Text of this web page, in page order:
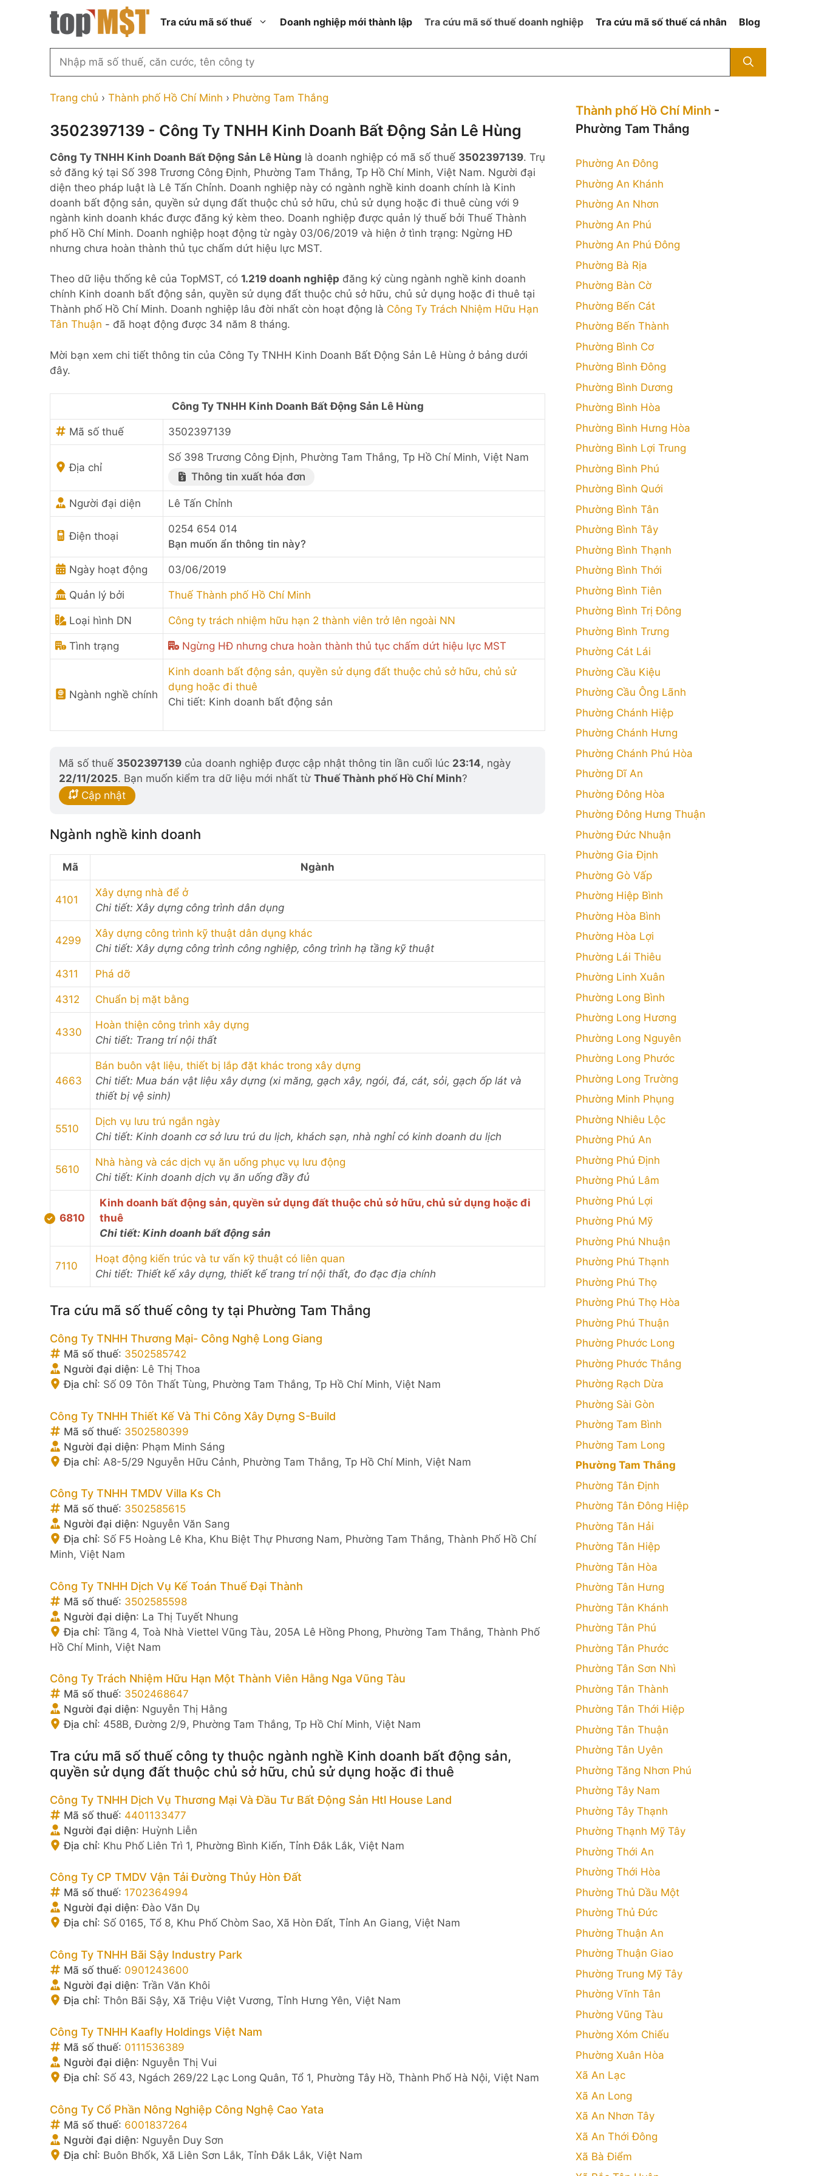
Tra cứu mã số thuế
Thành phố Hồ Chí Minh
Thành phố Hà Nội
Thành phố Đà Nẵng
Thành phố Hải Phòng
Thanh Hóa
Bắc Ninh
Nghệ An
Công ty cổ phần ngoài NN
Công ty hợp doanh
thành viên ngoài NN
thành viên trở lên ngoài NN
Công ty trách nhiệm hữu hạn
ngoài NN
Doanh nghiệp 100% vốn đầu tư
nước ngoài
Hộ kinh doanh cá thể
Ngừng hoạt động nhưng chưa
hoàn thành thủ tục đóng MST
Không hoạt động tại địa chỉ đã
đăng ký
Doanh nghiệp mới thành lập Tra cứu mã số thuế doanh nghiệp Tra cứu mã số thuế cá nhân Blog
Tìm
theo
công
người
đại
diện
hoặc
mã
số
thuế
Trang chủ › Thành phố Hồ Chí Minh › Phường Tam Thắng
3502397139 - Công Ty TNHH Kinh Doanh Bất Động Sản Lê Hùng
Công Ty TNHH Kinh Doanh Bất Động Sản Lê Hùng là doanh nghiệp có mã số thuế 3502397139. Trụ
sở đăng ký tại Số 398 Trương Công Định, Phường Tam Thắng, Tp Hồ Chí Minh, Việt Nam. Người đại
diện theo pháp luật là Lê Tấn Chỉnh. Doanh nghiệp này có ngành nghề kinh doanh chính là Kinh
doanh bất động sản, quyền sử dụng đất thuộc chủ sở hữu, chủ sử dụng hoặc đi thuê cùng với 9
ngành kinh doanh khác được đăng ký kèm theo. Doanh nghiệp được quản lý thuế bởi Thuế Thành
phố Hồ Chí Minh. Doanh nghiệp hoạt động từ ngày 03/06/2019 và hiện ở tình trạng: Ngừng HĐ
nhưng chưa hoàn thành thủ tục chấm dứt hiệu lực MST.
Theo dữ liệu thống kê của TopMST, có 1.219 doanh nghiệp đăng ký cùng ngành nghề kinh doanh
chính Kinh doanh bất động sản, quyền sử dụng đất thuộc chủ sở hữu, chủ sử dụng hoặc đi thuê tại
Thành phố Hồ Chí Minh. Doanh nghiệp lâu đời nhất còn hoạt động là Công Ty Trách Nhiệm Hữu Hạn
Tân Thuận - đã hoạt động được 34 năm 8 tháng.
Mời bạn xem chi tiết thông tin của Công Ty TNHH Kinh Doanh Bất Động Sản Lê Hùng ở bảng dưới
đây.
Công Ty TNHH Kinh Doanh Bất Động Sản Lê Hùng
Mã số thuế 3502397139
Địa chỉ
Số 398 Trương Công Định, Phường Tam Thắng, Tp Hồ Chí Minh, Việt Nam
Thông tin xuất hóa đơn
Người đại diện Lê Tấn Chỉnh
Điện thoại
0254 654 014
Bạn muốn ẩn thông tin này?
Ngày hoạt động 03/06/2019
Quản lý bởi Thuế Thành phố Hồ Chí Minh
Loại hình DN Công ty trách nhiệm hữu hạn 2 thành viên trở lên ngoài NN
Tình trạng Ngừng HĐ nhưng chưa hoàn thành thủ tục chấm dứt hiệu lực MST
Ngành nghề chính
Kinh doanh bất động sản, quyền sử dụng đất thuộc chủ sở hữu, chủ sử
dụng hoặc đi thuê
Chi tiết: Kinh doanh bất động sản
Mã số thuế 3502397139 của doanh nghiệp được cập nhật thông tin lần cuối lúc 23:14, ngày
22/11/2025. Bạn muốn kiểm tra dữ liệu mới nhất từ Thuế Thành phố Hồ Chí Minh?
Cập nhật
Ngành nghề kinh doanh
Mã Ngành
4101
Xây dựng nhà để ở
Chi tiết: Xây dựng công trình dân dụng
4299
Xây dựng công trình kỹ thuật dân dụng khác
Chi tiết: Xây dựng công trình công nghiệp, công trình hạ tầng kỹ thuật
4311 Phá dỡ
4312 Chuẩn bị mặt bằng
4330
Hoàn thiện công trình xây dựng
Chi tiết: Trang trí nội thất
4663
Bán buôn vật liệu, thiết bị lắp đặt khác trong xây dựng
Chi tiết: Mua bán vật liệu xây dựng (xi măng, gạch xây, ngói, đá, cát, sỏi, gạch ốp lát và
thiết bị vệ sinh)
5510
Dịch vụ lưu trú ngắn ngày
Chi tiết: Kinh doanh cơ sở lưu trú du lịch, khách sạn, nhà nghỉ có kinh doanh du lịch
5610
Nhà hàng và các dịch vụ ăn uống phục vụ lưu động
Chi tiết: Kinh doanh dịch vụ ăn uống đầy đủ
6810
Kinh doanh bất động sản, quyền sử dụng đất thuộc chủ sở hữu, chủ sử dụng hoặc đi
thuê
Chi tiết: Kinh doanh bất động sản
7110
Hoạt động kiến trúc và tư vấn kỹ thuật có liên quan
Chi tiết: Thiết kế xây dựng, thiết kế trang trí nội thất, đo đạc địa chính
Tra cứu mã số thuế công ty tại Phường Tam Thắng
Công Ty TNHH Thương Mại- Công Nghệ Long Giang
Mã số thuế: 3502585742
Người đại diện: Lê Thị Thoa
Địa chỉ: Số 09 Tôn Thất Tùng, Phường Tam Thắng, Tp Hồ Chí Minh, Việt Nam
Công Ty TNHH Thiết Kế Và Thi Công Xây Dựng S-Build
Mã số thuế: 3502580399
Người đại diện: Phạm Minh Sáng
Địa chỉ: A8-5/29 Nguyễn Hữu Cảnh, Phường Tam Thắng, Tp Hồ Chí Minh, Việt Nam
Công Ty TNHH TMDV Villa Ks Ch
Mã số thuế: 3502585615
Người đại diện: Nguyễn Văn Sang
Địa chỉ: Số F5 Hoàng Lê Kha, Khu Biệt Thự Phương Nam, Phường Tam Thắng, Thành Phố Hồ Chí
Minh, Việt Nam
Công Ty TNHH Dịch Vụ Kế Toán Thuế Đại Thành
Mã số thuế: 3502585598
Người đại diện: La Thị Tuyết Nhung
Địa chỉ: Tầng 4, Toà Nhà Viettel Vũng Tàu, 205A Lê Hồng Phong, Phường Tam Thắng, Thành Phố
Hồ Chí Minh, Việt Nam
Công Ty Trách Nhiệm Hữu Hạn Một Thành Viên Hằng Nga Vũng Tàu
Mã số thuế: 3502468647
Người đại diện: Nguyễn Thị Hằng
Địa chỉ: 458B, Đường 2/9, Phường Tam Thắng, Tp Hồ Chí Minh, Việt Nam
Tra cứu mã số thuế công ty thuộc ngành nghề Kinh doanh bất động sản,
quyền sử dụng đất thuộc chủ sở hữu, chủ sử dụng hoặc đi thuê
Công Ty TNHH Dịch Vụ Thương Mại Và Đầu Tư Bất Động Sản Htl House Land
Mã số thuế: 4401133477
Người đại diện: Huỳnh Liễn
Địa chỉ: Khu Phố Liên Trì 1, Phường Bình Kiến, Tỉnh Đắk Lắk, Việt Nam
Công Ty CP TMDV Vận Tải Đường Thủy Hòn Đất
Mã số thuế: 1702364994
Người đại diện:Đào Văn Dụ
Địa chỉ: Số 0165, Tổ 8, Khu Phố Chòm Sao, Xã Hòn Đất, Tỉnh An Giang, Việt Nam
Công Ty TNHH Bãi Sậy Industry Park
Mã số thuế: 0901243600
Người đại diện: Trần Văn Khôi
Địa chỉ: Thôn Bãi Sậy, Xã Triệu Việt Vương, Tỉnh Hưng Yên, Việt Nam
Công Ty TNHH Kaafly Holdings Việt Nam
Mã số thuế: 0111536389
Người đại diện: Nguyễn Thị Vui
Địa chỉ: Số 43, Ngách 269/22 Lạc Long Quân, Tổ 1, Phường Tây Hồ, Thành Phố Hà Nội, Việt Nam
Công Ty Cổ Phần Nông Nghiệp Công Nghệ Cao Yata
Mã số thuế: 6001837264
Người đại diện: Nguyễn Duy Sơn
Địa chỉ: Buôn Bhốk, Xã Liên Sơn Lắk, Tỉnh Đắk Lắk, Việt Nam
Thành phố Hồ Chí Minh -
Phường Tam Thắng
Phường An Đông
Phường An Khánh
Phường An Nhơn
Phường An Phú
Phường An Phú Đông
Phường Bà Rịa
Phường Bàn Cờ
Phường Bến Cát
Phường Bến Thành
Phường Bình Cơ
Phường Bình Đông
Phường Bình Dương
Phường Bình Hòa
Phường Bình Hưng Hòa
Phường Bình Lợi Trung
Phường Bình Phú
Phường Bình Quới
Phường Bình Tân
Phường Bình Tây
Phường Bình Thạnh
Phường Bình Thới
Phường Bình Tiên
Phường Bình Trị Đông
Phường Bình Trưng
Phường Cát Lái
Phường Cầu Kiệu
Phường Cầu Ông Lãnh
Phường Chánh Hiệp
Phường Chánh Hưng
Phường Chánh Phú Hòa
Phường Dĩ An
Phường Đông Hòa
Phường Đông Hưng Thuận
Phường Đức Nhuận
Phường Gia Định
Phường Gò Vấp
Phường Hiệp Bình
Phường Hòa Bình
Phường Hòa Lợi
Phường Lái Thiêu
Phường Linh Xuân
Phường Long Bình
Phường Long Hương
Phường Long Nguyên
Phường Long Phước
Phường Long Trường
Phường Minh Phụng
Phường Nhiêu Lộc
Phường Phú An
Phường Phú Định
Phường Phú Lâm
Phường Phú Lợi
Phường Phú Mỹ
Phường Phú Nhuận
Phường Phú Thạnh
Phường Phú Thọ
Phường Phú Thọ Hòa
Phường Phú Thuận
Phường Phước Long
Phường Phước Thắng
Phường Rạch Dừa
Phường Sài Gòn
Phường Tam Bình
Phường Tam Long
Phường Tam Thắng
Phường Tân Định
Phường Tân Đông Hiệp
Phường Tân Hải
Phường Tân Hiệp
Phường Tân Hòa
Phường Tân Hưng
Phường Tân Khánh
Phường Tân Phú
Phường Tân Phước
Phường Tân Sơn Nhì
Phường Tân Thành
Phường Tân Thới Hiệp
Phường Tân Thuận
Phường Tân Uyên
Phường Tăng Nhơn Phú
Phường Tây Nam
Phường Tây Thạnh
Phường Thạnh Mỹ Tây
Phường Thới An
Phường Thới Hòa
Phường Thủ Dầu Một
Phường Thủ Đức
Phường Thuận An
Phường Thuận Giao
Phường Trung Mỹ Tây
Phường Vĩnh Tân
Phường Vũng Tàu
Phường Xóm Chiếu
Phường Xuân Hòa
Xã An Lạc
Xã An Long
Xã An Nhơn Tây
Xã An Thới Đông
Xã Bà Điểm